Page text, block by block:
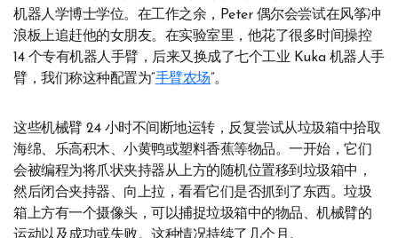
机器人学博士学位。在工作之余，Peter 偶尔会尝试在风筝冲
浪板上追赶他的女朋友。在实验室里，他花了很多时间操控
14 个专有机器人手臂，后来又换成了七个工业 Kuka 机器人手
臂，我们称这种配置为“手臂农场”。
这些机械臂 24 小时不间断地运转，反复尝试从垃圾箱中拾取
海绵、乐高积木、小黄鸭或塑料香蕉等物品。一开始，它们
会被编程为将爪状夹持器从上方的随机位置移到垃圾箱中，
然后闭合夹持器、向上拉，看看它们是否抓到了东西。垃圾
箱上方有一个摄像头，可以捕捉垃圾箱中的物品、机械臂的